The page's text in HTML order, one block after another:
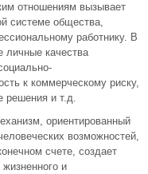
отношениям вызывает
системе общества,
работнику. В
личные качества
к коммерческому риску,
решения и т.д.
ориентированный
возможностей,
счете, создает
и